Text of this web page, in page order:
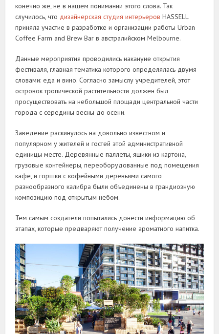
конечно же, не в нашем понимании этого слова. Так
случилось, что дизайнерская студия интерьеров HASSELL
приняла участие в разработке и организации работы Urban
Coffee Farm and Brew Bar в австралийском Melbourne.
Данные мероприятия проводились накануне открытия
фестиваля, главная тематика которого определялась двумя
словами: еда и вино. Согласно замыслу учредителей, этот
островок тропической растительности должен был
просуществовать на небольшой площади центральной части
города с середины весны до осени.
Заведение раскинулось на довольно известном и
популярном у жителей и гостей этой административной
единицы месте. Деревянные паллеты, ящики из картона,
грузовые контейнеры, переоборудованные под помещения
кафе, и горшки с кофейными деревьями самого
разнообразного калибра были объединены в грандиозную
композицию под открытым небом.
Тем самым создатели попытались донести информацию об
этапах, которые предваряют получение ароматного напитка.